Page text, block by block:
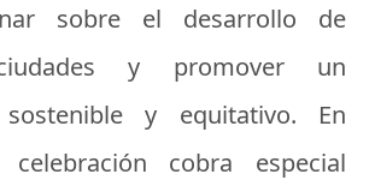
sobre el desarrollo de
y promover un
y equitativo. En
cobra especial